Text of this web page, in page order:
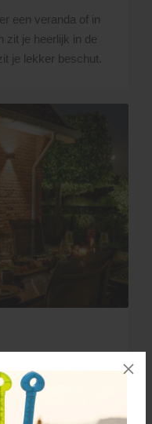
een veranda of in
zit je heerlijk in de
je lekker beschut.
aan je tuin
Als je nog lekker